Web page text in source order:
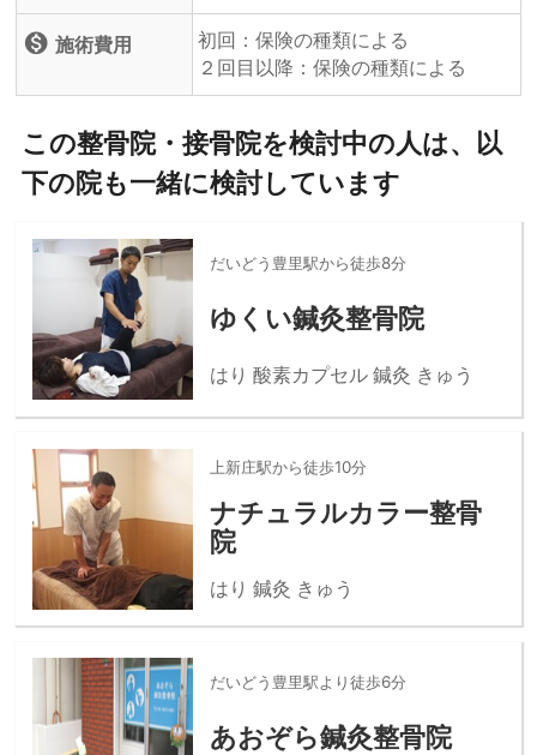
monetization_on 施術費用
初回：保険の種類による
２回目以降：保険の種類による
この整骨院・接骨院を検討中の人は、以
下の院も一緒に検討しています
だいどう豊里駅から徒歩8分
ゆくい鍼灸整骨院
はり 酸素カプセル 鍼灸 きゅう
上新庄駅から徒歩10分
ナチュラルカラー整骨
院
はり 鍼灸 きゅう
だいどう豊里駅より徒歩6分
あおぞら鍼灸整骨院